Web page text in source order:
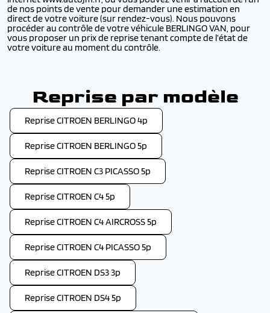
de nos points de vente pour demander une estimation en
direct de votre voiture (sur rendez-vous). Nous pouvons
procéder au contrôle de votre véhicule BERLINGO VAN, pour
vous proposer un prix de reprise tenant compte de l’état de
votre voiture au moment du contrôle.
Reprise par modèle
Reprise CITROEN BERLINGO 4p
Reprise CITROEN BERLINGO 5p
Reprise CITROEN C3 PICASSO 5p
Reprise CITROEN C4 5p
Reprise CITROEN C4 AIRCROSS 5p
Reprise CITROEN C4 PICASSO 5p
Reprise CITROEN DS3 3p
Reprise CITROEN DS4 5p